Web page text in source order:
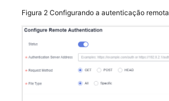
de
URL
Configuração
autenticação
Figura 2 Configurando a autenticação remota